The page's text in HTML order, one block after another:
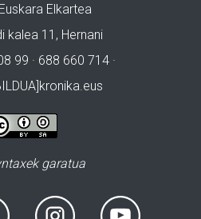
Elkartea
kalea 11, Hernani
99 · 688 660 714 ·
garatua